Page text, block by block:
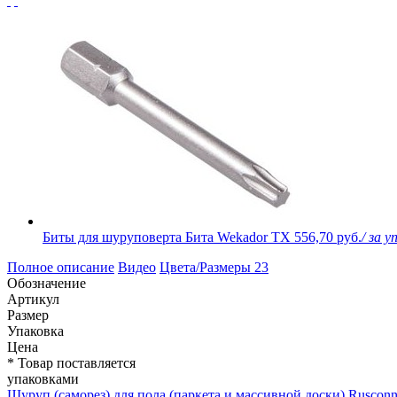
Биты для шуруповерта Бита Wekador TX 556,70 руб./ за
Полное описание Видео Цвета/Размеры 23
Обозначение
Артикул
Размер
Упаковка
Цена
* Товар поставляется
упаковками